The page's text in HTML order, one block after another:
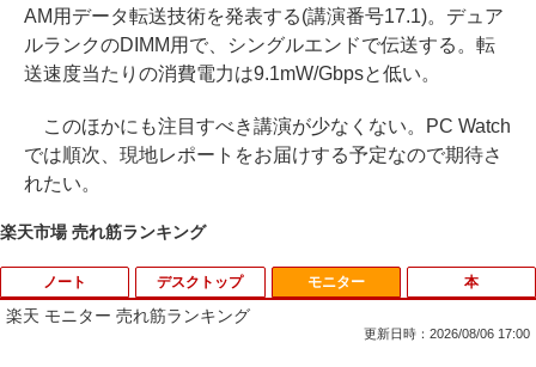
AM用データ転送技術を発表する(講演番号17.1)。デュア
ルランクのDIMM用で、シングルエンドで伝送する。転
送速度当たりの消費電力は9.1mW/Gbpsと低い。
このほかにも注目すべき講演が少なくない。PC Watch
では順次、現地レポートをお届けする予定なので期待さ
れたい。
楽天市場 売れ筋ランキング
ノート デスクトップ モニター
楽天 モニター 売れ筋ランキング
更新日時：2026/08/06 17:00
本